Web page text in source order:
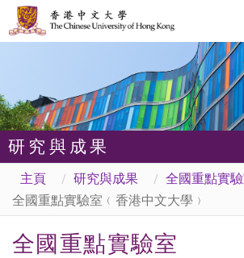
研究與成果
主頁 研究與成果 全國重點實
全國重點實驗室﹙香港中文大學﹚
全國重點實驗室